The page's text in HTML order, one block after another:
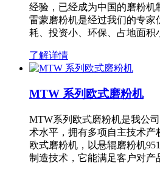
经验，已经成为中国的磨粉机
雷蒙磨粉机是经过我们的专家
耗、投资小、环保、占地面
了解详情
MTW 系列欧式磨粉机
MTW系列欧式磨粉机是我公
术水平，拥有多项自主技术
欧式磨粉机，以悬辊磨粉机
制造技术，它能满足客户对